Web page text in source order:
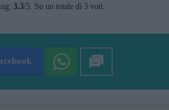
SUBMIT RATING
3.3/5. Su un totale di 3 voti.